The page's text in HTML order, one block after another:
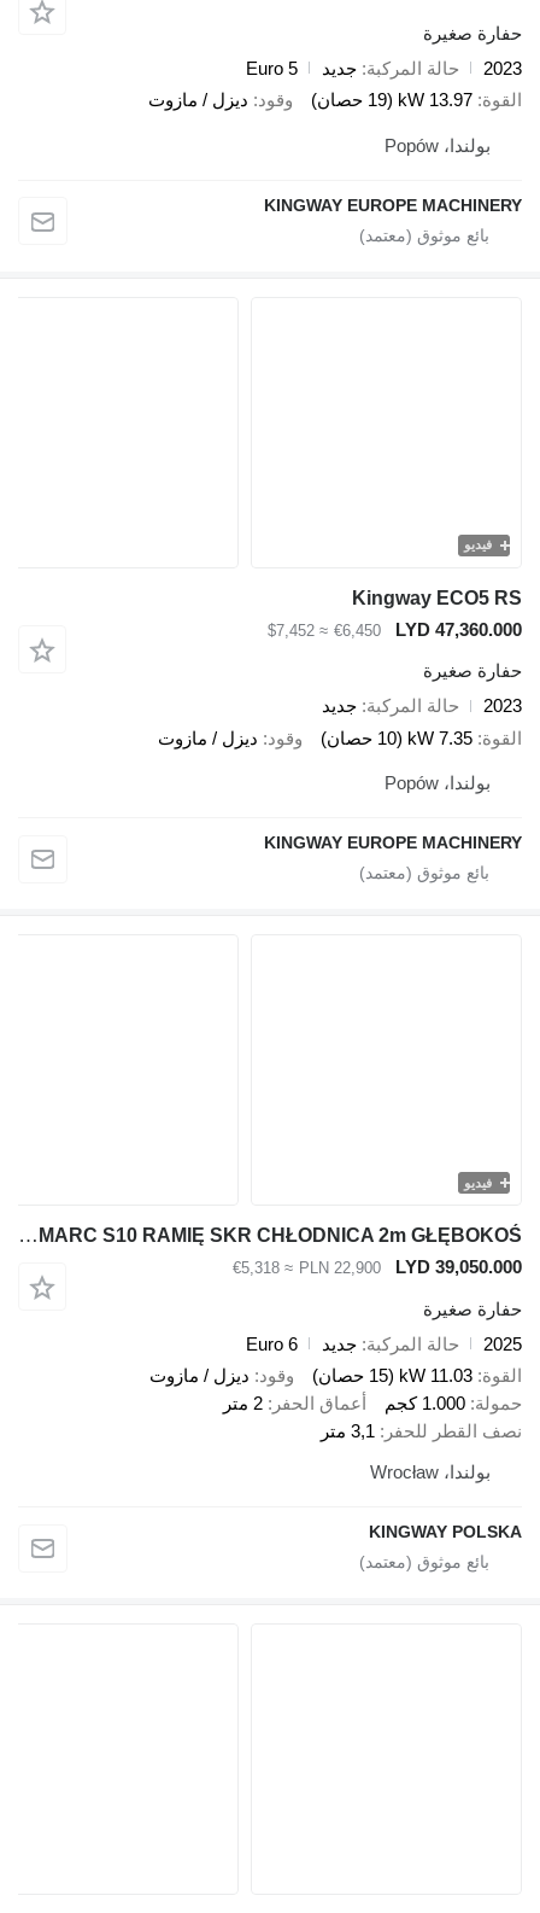
حالة المركبة جديد
Euro 5
13.97 kW (19 حصان)
وقود ديزل / مازوت
KINGWAY EUROPE
Kingway
LYD
€6,450
حالة المركبة جديد
7.35 kW (10 حصان)
وقود ديزل / مازوت
KINGWAY EUROPE
Kingway NOWA Minikoparka 1000kg MARC S10 RAMIĘ SKR CHŁODNICA 2m GŁĘBOKOŚ
LYD
PLN 22,900
≈ €5,318
حالة المركبة جديد
Euro 6
11.03 kW (15 حصان)
وقود ديزل / مازوت
1.000 كجم
أعماق الحفر 2 متر
للحفر 3,1 متر
KINGWAY